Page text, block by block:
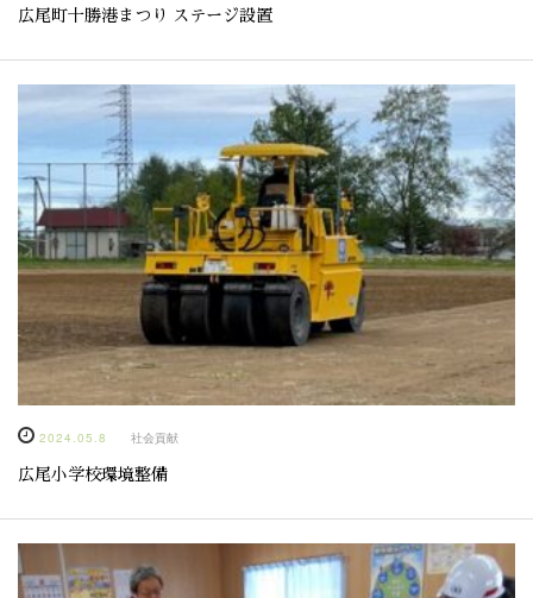
広尾町十勝港まつり ステージ設置
2024.05.8 社会貢献
広尾小学校環境整備